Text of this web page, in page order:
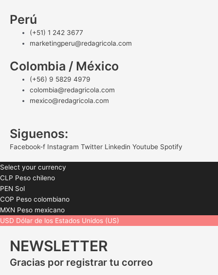
Perú
(+51) 1 242 3677
marketingperu@redagricola.com
Colombia / México
(+56) 9 5829 4979
colombia@redagricola.com
mexico@redagricola.com
Siguenos:
Facebook-f Instagram Twitter Linkedin Youtube Spotify
Select your currency
CLP Peso chileno
PEN Sol
COP Peso colombiano
MXN Peso mexicano
USD Dólar de los Estados Unidos (US)
NEWSLETTER
Gracias por registrar tu correo